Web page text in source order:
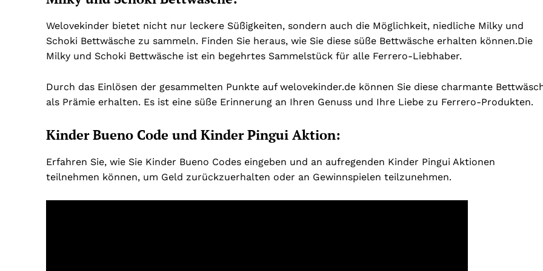
Welovekinder bietet nicht nur leckere Süßigkeiten, sondern auch die Möglichkeit, niedliche Milky und
Schoki Bettwäsche zu sammeln. Finden Sie heraus, wie Sie diese süße Bettwäsche erhalten können.Die
Milky und Schoki Bettwäsche ist ein begehrtes Sammelstück für alle Ferrero-Liebhaber.
Durch das Einlösen der gesammelten Punkte auf welovekinder.de können Sie diese charmante
als Prämie erhalten. Es ist eine süße Erinnerung an Ihren Genuss und Ihre Liebe zu Ferrero-Produkten.
Kinder Bueno Code und Kinder Pingui Aktion:
Erfahren Sie, wie Sie Kinder Bueno Codes eingeben und an aufregenden Kinder Pingui Aktionen
teilnehmen können, um Geld zurückzuerhalten oder an Gewinnspielen teilzunehmen.